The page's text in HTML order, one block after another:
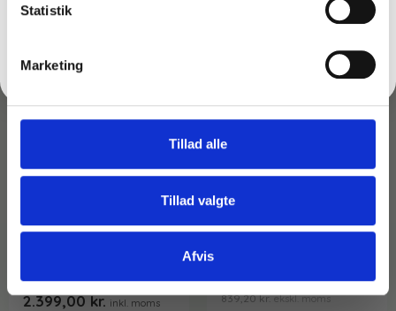
Statistik
Marketing
Tillad alle
Tillad valgte
Afvis
teleskopstænger Mærke:
1.149,00kr.–
2.399,00kr. inkl. moms
Varenr: TC52348
solceller – 45 cm
**
1.049,00kr. inkl. moms
839,20kr. ekskl. moms